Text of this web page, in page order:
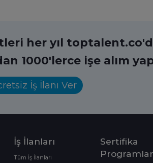
her yıl
1000'lerce işe alım
İş İlanı Ver
İş İlanları
Tüm İş İlanları
Sertifika